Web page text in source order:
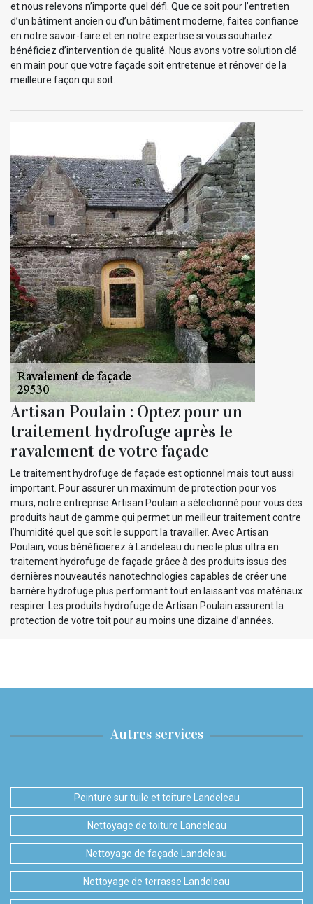
et nous relevons n’importe quel défi. Que ce soit pour l’entretien
d’un bâtiment ancien ou d’un bâtiment moderne, faites confiance
en notre savoir-faire et en notre expertise si vous souhaitez
bénéficiez d’intervention de qualité. Nous avons votre solution clé
en main pour que votre façade soit entretenue et rénover de la
meilleure façon qui soit.
Artisan Poulain : Optez pour un
traitement hydrofuge après le
ravalement de votre façade
Le traitement hydrofuge de façade est optionnel mais tout aussi
important. Pour assurer un maximum de protection pour vos
murs, notre entreprise Artisan Poulain a sélectionné pour vous des
produits haut de gamme qui permet un meilleur traitement contre
l’humidité quel que soit le support la travailler. Avec Artisan
Poulain, vous bénéficierez à Landeleau du nec le plus ultra en
traitement hydrofuge de façade grâce à des produits issus des
dernières nouveautés nanotechnologies capables de créer une
barrière hydrofuge plus performant tout en laissant vos matériaux
respirer. Les produits hydrofuge de Artisan Poulain assurent la
protection de votre toit pour au moins une dizaine d’années.
Autres services
Peinture sur tuile et toiture Landeleau
Nettoyage de toiture Landeleau
Nettoyage de façade Landeleau
Nettoyage de terrasse Landeleau